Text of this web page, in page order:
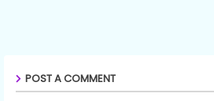
POST A COMMENT